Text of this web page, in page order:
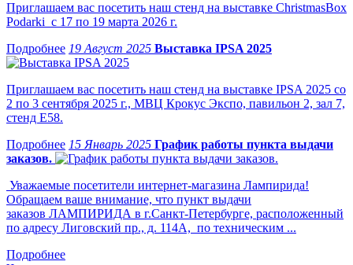
Приглашаем вас посетить наш стенд на выставке ChristmasBox
Podarki с 17 по 19 марта 2026 г.
19 Август 2025 Выставка IPSA 2025
Приглашаем вас посетить наш стенд на выставке IPSA 2025 со
2 по 3 сентября 2025 г., МВЦ Крокус Экспо, павильон 2, зал 7,
стенд Е58.
15 Январь 2025 График работы пункта выдачи
заказов.
Уважаемые посетители интернет-магазина Лампирида!
Обращаем ваше внимание, что пункт выдачи
заказов ЛАМПИРИДА в г.Санкт-Петербурге, расположенный
по адресу Лиговский пр., д. 114А, по техническим ...